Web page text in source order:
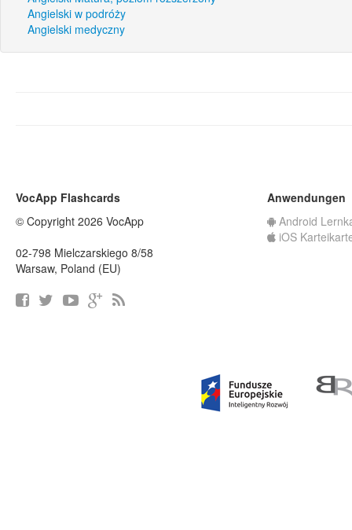
Angielski w podróży
Angielski medyczny
VocApp Flashcards
© Copyright 2026 VocApp
02-798 Mielczarskiego 8/58
Warsaw, Poland (EU)
Anwendungen
Android
iOS